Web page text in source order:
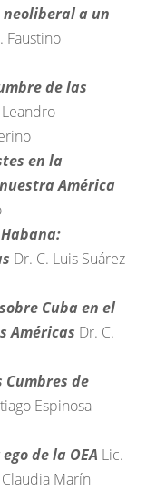
a un
Faustino
de las
en la
América
Dr. C. Luis Suárez
Cuba en el
Américas Dr. C.
Cumbres de
Espinosa
de la OEA Lic.
Marín